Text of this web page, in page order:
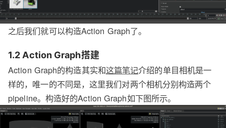
之后我们就可以构造Action Graph了。
1.2 Action Graph搭建
Action Graph的构造其实和这篇笔记介绍的单目相机是一
样的，唯一的不同是，这里我们对两个相机分别构造两个
pipeline。构造好的Action Graph如下图所示。